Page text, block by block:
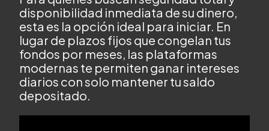
disponibilidad inmediata de su dinero,
esta es la opción ideal para iniciar. En
lugar de plazos fijos que congelan tus
fondos por meses, las plataformas
modernas te permiten ganar intereses
diarios con solo mantener tu saldo
depositado.